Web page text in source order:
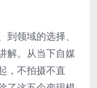
领域的选择、
解。从当下自媒
，不拍摄不直